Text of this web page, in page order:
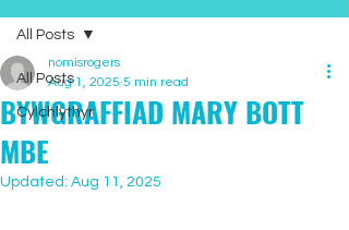
All Posts
Cylchlythyr
All Posts
BYWGRAFFIAD MARY BOTT
MBE
nomisrogers
Aug 1, 2025 5 min read
Updated: Aug 11, 2025